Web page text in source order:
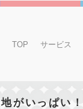
TOP サービス
がいっぱい！